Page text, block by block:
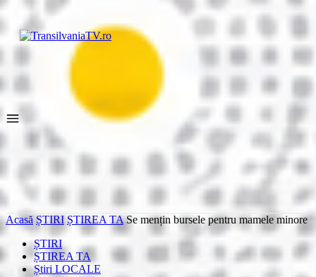
Acasă ȘTIRI ȘTIREA TA Se mențin bursele pentru mamele minore
ȘTIRI
ȘTIREA TA
Știri LOCALE